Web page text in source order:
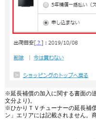
※延長補償の加入に関する書面の
文分より)。
※ひかりＴＶチューナーの延長補
ン」エリアには記載されません。